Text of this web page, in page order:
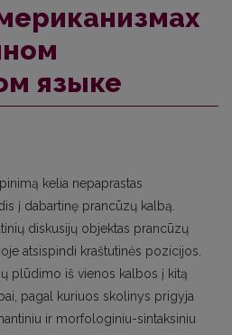
языке
kelia nepaprastas
į dabartinę prancūzų kalbą.
diskusijų objektas prancūzų
atsispindi kraštutinės pozicijos.
plūdimo iš vienos kalbos į kitą
pagal kuriuos skolinys prigyja
ir morfologiniu-sintaksiniu